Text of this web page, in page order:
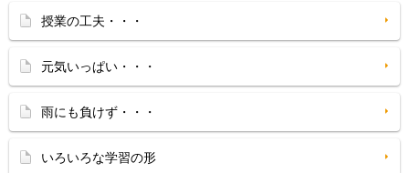
授業の工夫・・・
元気いっぱい・・・
雨にも負けず・・・
いろいろな学習の形